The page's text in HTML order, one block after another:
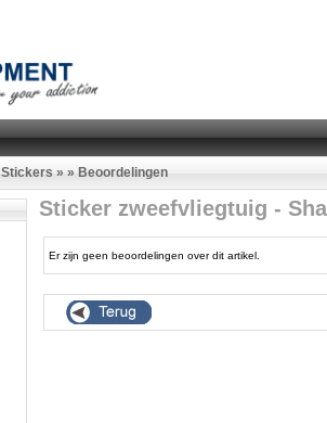
Stickers » » Beoordelingen
Sticker zweefvliegtuig -
Er zijn geen beoordelingen over dit artikel.